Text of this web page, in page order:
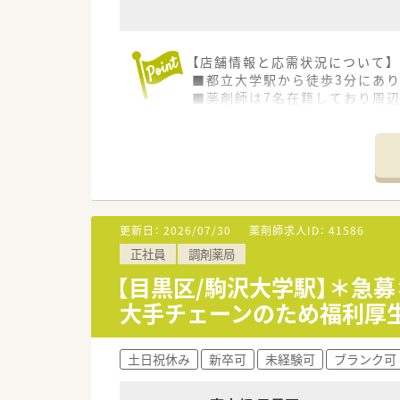
【店舗情報と応需状況について】
■都立大学駅から徒歩3分にあ
■薬剤師は7名在籍しており周
■出店形態の95％がマンツー
■教育の質の高さに定評があり
す。
【職場環境と雰囲気】
■穏やかな住宅街にある薬局で
す。
■20代から40代を中心に幅広い
す。
■事務スタッフが4名在籍して
す。
更新日： 2026/07/30 薬剤師求人ID： 41586
正社員 調剤薬局
【目黒区/駒沢大学駅】＊急
大手チェーンのため福利
土日祝休み 新卒可 未経験可 ブランク可